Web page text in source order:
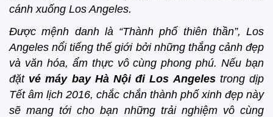
cánh xuống Los Angeles.
Được mệnh danh là “Thành phố thiên thần”, Los
Angeles nổi tiếng thế giới bởi những thắng cảnh đẹp
và văn hóa, ẩm thực vô cùng phong phú. Nếu bạn
đặt vé máy bay Hà Nội đi Los Angeles trong dịp
Tết âm lịch 2016, chắc chắn thành phố xinh đẹp này
sẽ mang tới cho bạn những trải nghiệm vô cùng